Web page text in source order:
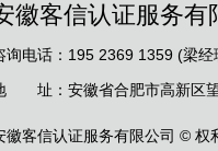
徽客信认证服务有
询电话：195 2369 1359 (梁经
址：安徽省合肥市高新区望
徽客信认证服务有限公司 © 权